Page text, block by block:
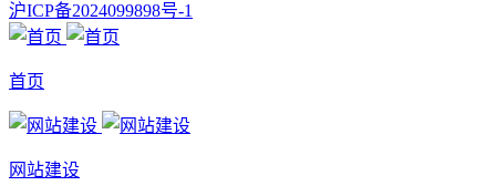
沪ICP备2024099898号-1
首页
网站建设